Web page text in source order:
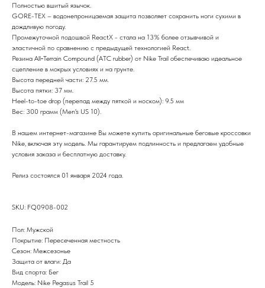
Полностью вшитый язычок.
GORE-TEX – водонепроницаемая защита позволяет сохранить ноги сухими в
дождливую погоду.
Промежуточной подошвой ReactX - стала на 13% более отзывчивой и
эластичной по сравнению с предыдущей технологией React.
Резина All‑Terrain Compound (ATC rubber) от Nike Trail обеспечиваю идеальное
сцепление в мокрых условиях и на грунте.
Высота передней части: 27.5 мм.
Высота пятки: 37 мм.
Heel-to-toe drop (перепад между пяткой и носком): 9.5 мм
Вес: 300 грамм (Men's US 10).
В нашем интернет-магазине Вы можете купить оригинальные беговые кроссовки
Nike, включая эту модель. Мы гарантируем подлинность и предлагаем удобные
условия заказа и бесплатную доставку.
Релиз состоялся 01 января 2024 года.
SKU: FQ0908-002
Пол: Мужской
Покрытие: Пересеченная местность
Сезон: Межсезонье
Защита от влаги: Да
Вид спорта: Бег
Модель: Nike Pegasus Trail 5